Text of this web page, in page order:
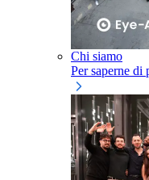
Chi siamo
Per saperne di